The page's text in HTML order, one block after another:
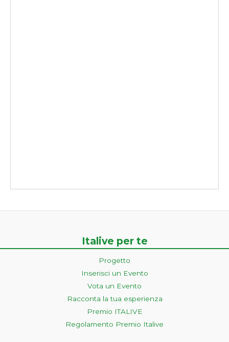
Italive per te
Progetto
Inserisci un Evento
Vota un Evento
Racconta la tua esperienza
Premio ITALIVE
Regolamento Premio Italive